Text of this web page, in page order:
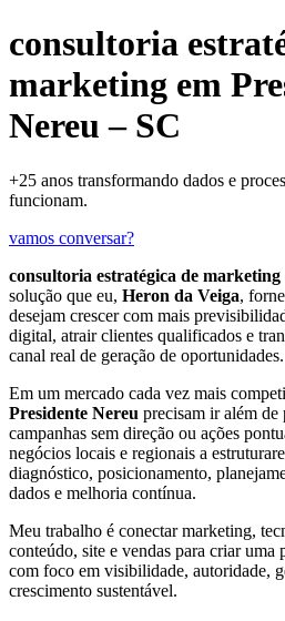
consultoria
marketing em
Nereu – SC
+25 anos transformando dados e
funcionam.
vamos conversar?
consultoria estratégica de marketing
solução que eu, Heron da Veiga,
desejam crescer com mais
digital, atrair clientes qualificados e
canal real de geração de oportunidades.
Em um mercado cada vez mais
Presidente Nereu precisam ir além de
campanhas sem direção ou ações
negócios locais e regionais a
diagnóstico, posicionamento,
dados e melhoria contínua.
Meu trabalho é conectar marketing,
conteúdo, site e vendas para criar uma
com foco em visibilidade, autoridade,
crescimento sustentável.